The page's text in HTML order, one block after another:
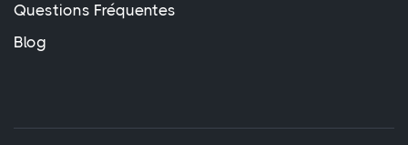
Questions Fréquentes
Blog